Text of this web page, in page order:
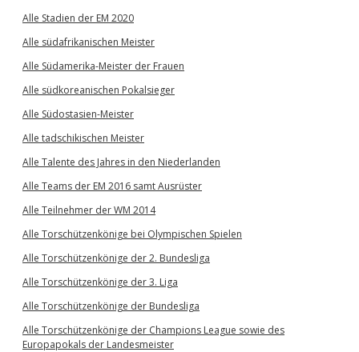
Alle Stadien der EM 2020
Alle südafrikanischen Meister
Alle Südamerika-Meister der Frauen
Alle südkoreanischen Pokalsieger
Alle Südostasien-Meister
Alle tadschikischen Meister
Alle Talente des Jahres in den Niederlanden
Alle Teams der EM 2016 samt Ausrüster
Alle Teilnehmer der WM 2014
Alle Torschützenkönige bei Olympischen Spielen
Alle Torschützenkönige der 2. Bundesliga
Alle Torschützenkönige der 3. Liga
Alle Torschützenkönige der Bundesliga
Alle Torschützenkönige der Champions League sowie des
Europapokals der Landesmeister